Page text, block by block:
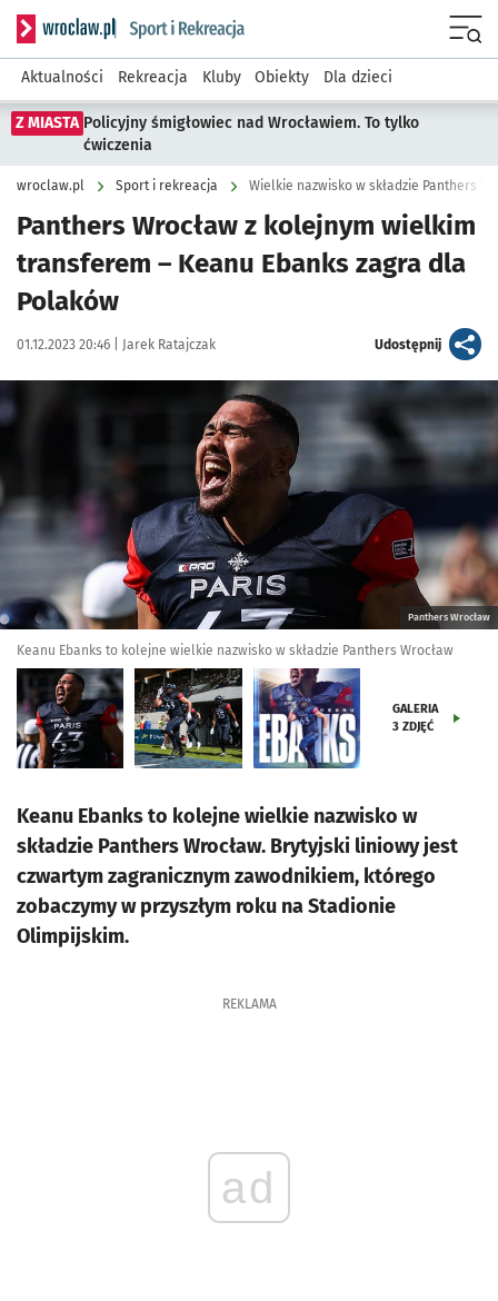
Serwis informacyjny wroclaw.pl podserwis: Sport i rekreacja
Aktualności Rekreacja Kluby Obiekty Dla dzieci
Z MIASTA Policyjny śmigłowiec nad Wrocławiem. To tylko
ćwiczenia
wroclaw.pl Sport i rekreacja Wielkie nazwisko w składzie Panthers
Panthers Wrocław z kolejnym wielkim
transferem – Keanu Ebanks zagra dla
Polaków
Data publikacji:
01.12.2023 20:46 | Autor:
Jarek Ratajczak Udostępnijartykuł
Panthers Wrocław
Keanu Ebanks to kolejne wielkie nazwisko w składzie Panthers Wrocław
GALERIA
3 ZDJĘĆ
Keanu Ebanks to kolejne wielkie nazwisko w
składzie Panthers Wrocław. Brytyjski liniowy jest
czwartym zagranicznym zawodnikiem, którego
zobaczymy w przyszłym roku na Stadionie
Olimpijskim.
REKLAMA
ad